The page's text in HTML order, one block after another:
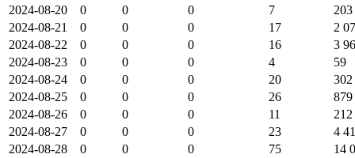
2024-08-20
0 0 0 7
203
2024-08-21
0 0 0 17
2
2024-08-22
0 0 0 16
3
2024-08-23
0 0 0 4
59
2024-08-24
0 0 0 20
302
2024-08-25
0 0 0 26
879
2024-08-26
0 0 0 11
212
2024-08-27
0 0 0 23
4
2024-08-28
0 0 0 75
14